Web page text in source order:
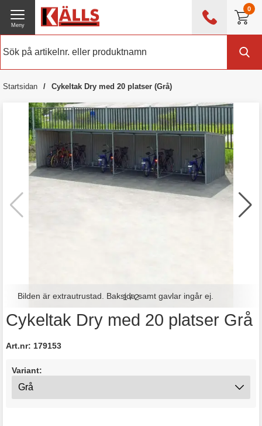
0
0476 - 214 80
Meny
Startsidan Cykeltak Dry med 20 platser (Grå)
Cykeltak Dry med 20 platser Grå
Art.nr: 179153
Variant:
Bilden är extrautrustad. Baksida samt gavlar ingår ej.
1/2